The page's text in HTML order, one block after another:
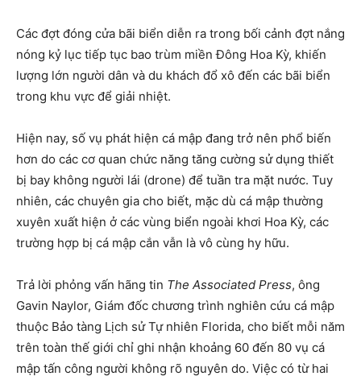
Các đợt đóng cửa bãi biển diễn ra trong bối cảnh đợt nắng
nóng kỷ lục tiếp tục bao trùm miền Đông Hoa Kỳ, khiến
lượng lớn người dân và du khách đổ xô đến các bãi biển
trong khu vực để giải nhiệt.
Hiện nay, số vụ phát hiện cá mập đang trở nên phổ biến
hơn do các cơ quan chức năng tăng cường sử dụng thiết
bị bay không người lái (drone) để tuần tra mặt nước. Tuy
nhiên, các chuyên gia cho biết, mặc dù cá mập thường
xuyên xuất hiện ở các vùng biển ngoài khơi Hoa Kỳ, các
trường hợp bị cá mập cắn vẫn là vô cùng hy hữu.
Trả lời phỏng vấn hãng tin The Associated Press, ông
Gavin Naylor, Giám đốc chương trình nghiên cứu cá mập
thuộc Bảo tàng Lịch sử Tự nhiên Florida, cho biết mỗi năm
trên toàn thế giới chỉ ghi nhận khoảng 60 đến 80 vụ cá
mập tấn công người không rõ nguyên do. Việc có từ hai